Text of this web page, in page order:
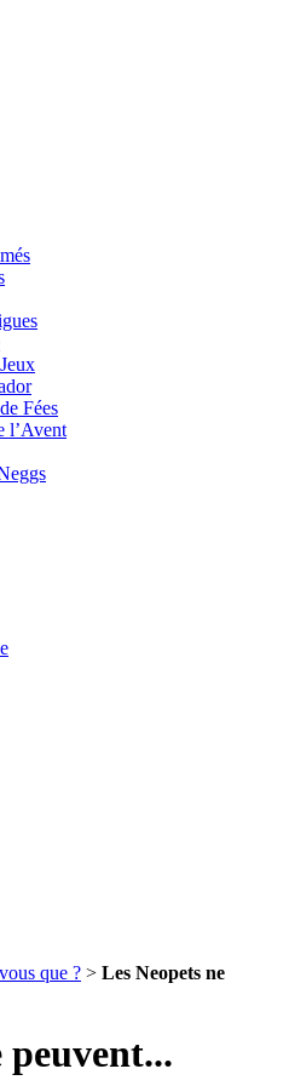
Fées
l’Avent
que ? > Les Neopets ne
peuvent...